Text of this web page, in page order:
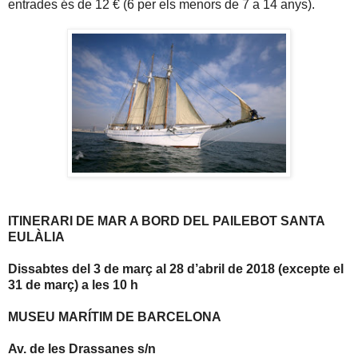
entrades és de 12 € (6 per els menors de 7 a 14 anys).
ITINERARI DE MAR A BORD DEL PAILEBOT SANTA
EULÀLIA
Dissabtes del 3 de març al 28 d’abril de 2018 (excepte el
31 de març) a les 10 h
MUSEU MARÍTIM DE BARCELONA
Av. de les Drassanes s/n